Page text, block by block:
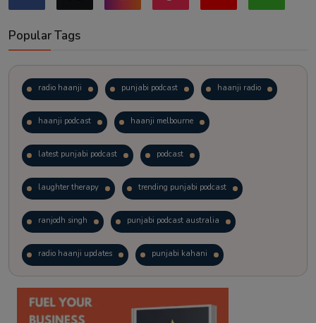
Popular Tags
radio haanji punjabi podcast haanji radio
haanji podcast haanji melbourne
latest punjabi podcast podcast
laughter therapy trending punjabi podcast
ranjodh singh punjabi podcast australia
radio haanji updates punjabi kahani
kitaab kahani punjabi story